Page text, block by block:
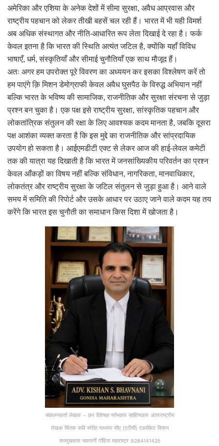
अमेरिका और एशिया के अनेक देशों में सीमा सुरक्षा, अवैध आप्रवास और
राष्ट्रीय पहचान को लेकर तीखी बहसें चल रही हैं। भारत में भी यही विमर्श
अब अधिक संस्थागत और नीति-आधारित रूप लेता दिखाई दे रहा है। फर्क
केवल इतना है कि भारत की स्थिति अत्यंत जटिल है, क्योंकि यहाँ विविध
भाषाएँ, धर्म, संस्कृतियाँ और सीमाई चुनौतियाँ एक साथ मौजूद हैं।
अतः अगर हम उपरोक्त पूरे विवरण का अध्ययन कर इसका विश्लेषण करें तो
हम पाएंगे क़ि मिशन डेमोग्राफी केवल अवैध घुसपैठ के विरुद्ध अभियान नहीं
बल्कि भारत के भविष्य की सामाजिक, राजनीतिक और सुरक्षा संरचना से जुड़ा
प्रश्न बन चुका है। एक पक्ष इसे राष्ट्रीय सुरक्षा, सांस्कृतिक पहचान और
लोकतांत्रिक संतुलन की रक्षा के लिए आवश्यक कदम मानता है, जबकि दूसरा
पक्ष आशंका व्यक्त करता है कि इस मुद्दे का राजनीतिक और सांप्रदायिक
उपयोग हो सकता है। आईएमडीटी एक्ट से लेकर आज की हाई-लेवल कमेटी
तक की यात्रा यह दिखाती है कि भारत में जनसांख्यिकीय परिवर्तन का प्रश्न
केवल आँकड़ों का विषय नहीं बल्कि संविधान, नागरिकता, मानवाधिकार,
लोकतंत्र और राष्ट्रीय सुरक्षा के जटिल संतुलन से जुड़ा हुआ है। आने वाले
समय में समिति की रिपोर्ट और उसके आधार पर उठाए जाने वाले कदम यह तय
करेंगे कि भारत इस चुनौती का समाधान किस दिशा में खोजता है।
संकलनकर्ता लेखक – क़र विशेषज्ञ स्तंभकार साहित्यकार अंतरराष्ट्रीय
लेखक चिंतक कवि संगीत माध्यमा सीए (एटीसी) एडवोकेट किशन
सनमुखदास भावनानीं गोंदिया महाराष्ट्र 9284141425